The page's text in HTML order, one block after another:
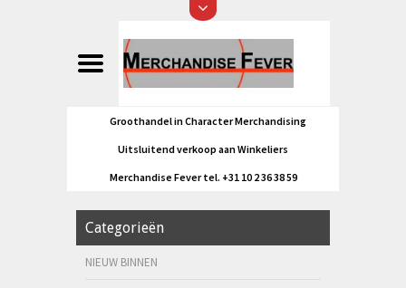
Groothandel in Character Merchandising
Uitsluitend verkoop aan Winkeliers
Merchandise Fever tel. +31 10 2 36 38 59
Categorieën
NIEUW BINNEN